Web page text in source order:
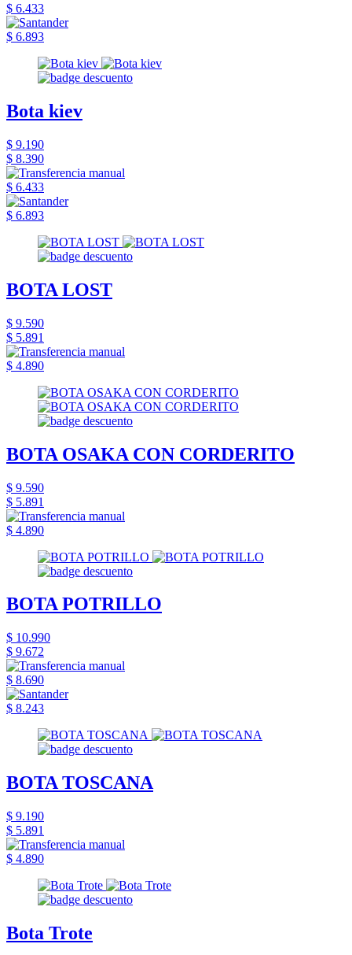
$ 6.433
$ 6.893
Bota kiev
$ 9.190
$ 8.390
$ 6.433
$ 6.893
BOTA LOST
$ 9.590
$ 5.891
$ 4.890
BOTA OSAKA CON CORDERITO
$ 9.590
$ 5.891
$ 4.890
BOTA POTRILLO
$ 10.990
$ 9.672
$ 8.690
$ 8.243
BOTA TOSCANA
$ 9.190
$ 5.891
$ 4.890
Bota Trote